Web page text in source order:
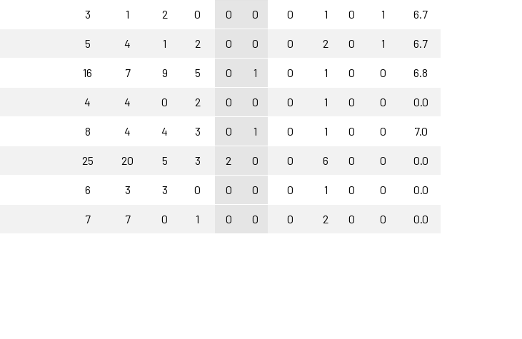
3 1 2 0 0 0 0 1 0 1 6.7
5 4 1 2 0 0 0 2 0 1 6.7
16 7 9 5 0 1 0 1 0 0 6.8
4 4 0 2 0 0 0 1 0 0 0.0
8 4 4 3 0 1 0 1 0 0 7.0
25 20 5 3 2 0 0 6 0 0 0.0
6 3 3 0 0 0 0 1 0 0 0.0
7 7 0 1 0 0 0 2 0 0 0.0